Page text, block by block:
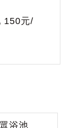
150元/
浴池